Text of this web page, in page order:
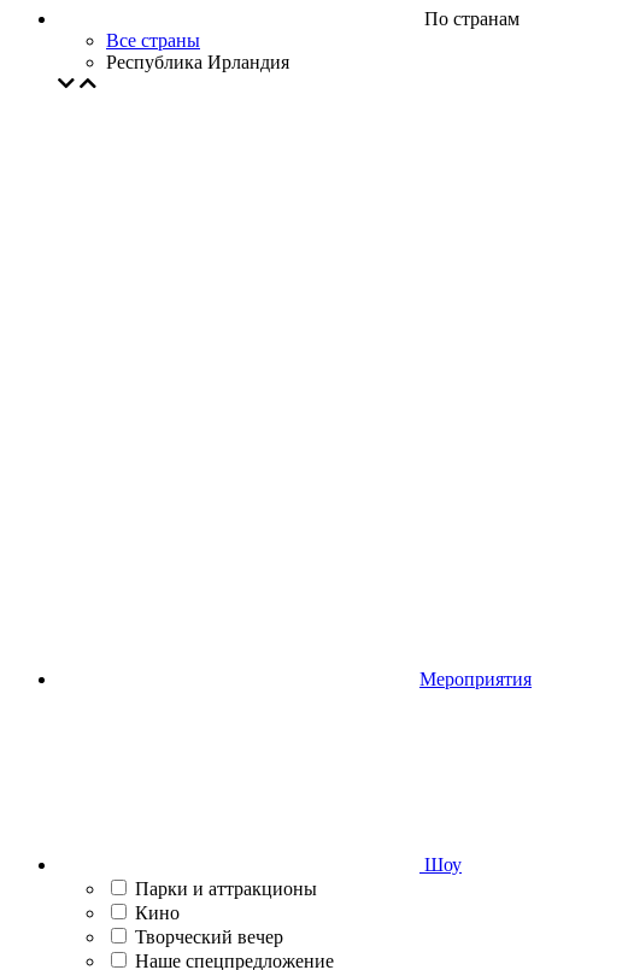
По странам
Все страны
Республика Ирландия
Мероприятия
Шоу
Парки и аттракционы
Кино
Творческий вечер
Наше спецпредложение